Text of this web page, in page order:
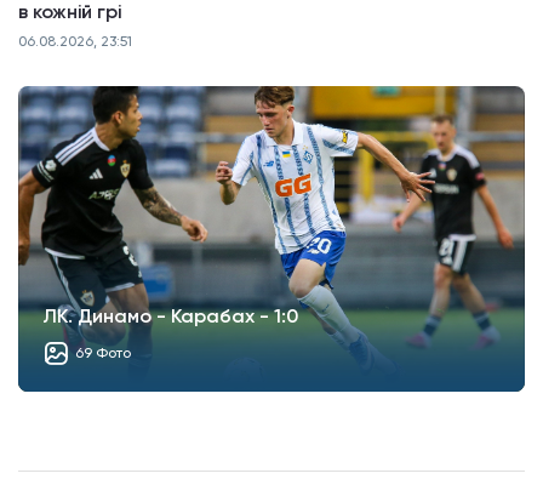
в кожній грі
06.08.2026, 23:51
ЛК. Динамо - Карабах - 1:0
69 Фото